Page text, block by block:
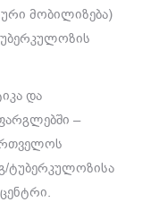
მობილიზება)
და
–
ტუბერკულოზისა